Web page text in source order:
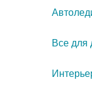
Все для